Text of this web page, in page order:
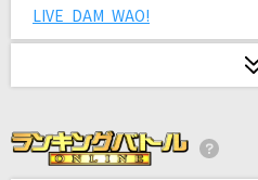
Aooo
Mrs. GREEN APPLE
君の中で踊りたい
LIVE DAM WAO!